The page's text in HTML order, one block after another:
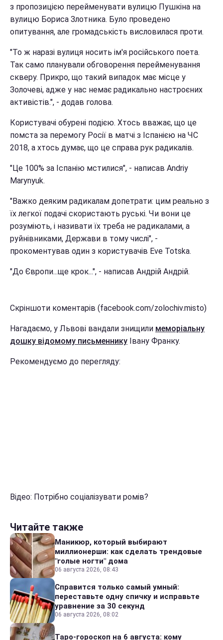
з пропозицією перейменувати вулицю Пушкіна на
вулицю Бориса Злотника. Було проведено
опитування, але громадськість висловилася проти.
"То ж наразі вулиця носить ім'я російського поета.
Так само планували обговорення перейменування
скверу. Прикро, що такий випадок має місце у
Золочеві, адже у нас немає радикально настроєних
активістів.", - додав голова.
Користувачі обурені подією. Хтось вважає, що це
помста за перемогу Росії в матчі з Іспанією на ЧС
2018, а хтось думає, що це справа рук радикалів.
"Це 100% за Іспанію мстилися", - написав Andriy
Marynyuk.
"Важко деяким радикалам допетрати: цим реально з
їх легкої подачі скористають руські. Чи вони це
розуміють, і називати їх треба не радикалами, а
руйнівниками, Держави в тому числі", -
прокоментував один з користувачів Eve Totska.
"До Європи...ще крок...", - написав Андрій Андрій.
Скріншоти коментарів (facebook.com/zolochiv.misto)
Нагадаємо, у Львові вандали знищили меморіальну
дошку відомому письменнику Івану Франку.
Рекомендуємо до перегляду:
Відео: Потрібно соціалізувати ромів?
Читайте также
Маникюр, который выбирают
миллионерши: как сделать трендовые
"голые ногти" дома
06 августа 2026, 08:43
Справится только самый умный:
переставьте одну спичку и исправьте
уравнение за 30 секунд
06 августа 2026, 08:02
Таро-гороскоп на 6 августа: кому